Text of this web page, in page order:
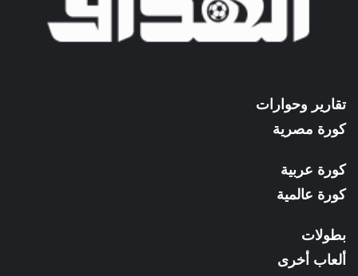
تقارير وحوارات
كورة مصرية
كورة عربية
كورة عالمية
بطولات
ألعاب أخرى